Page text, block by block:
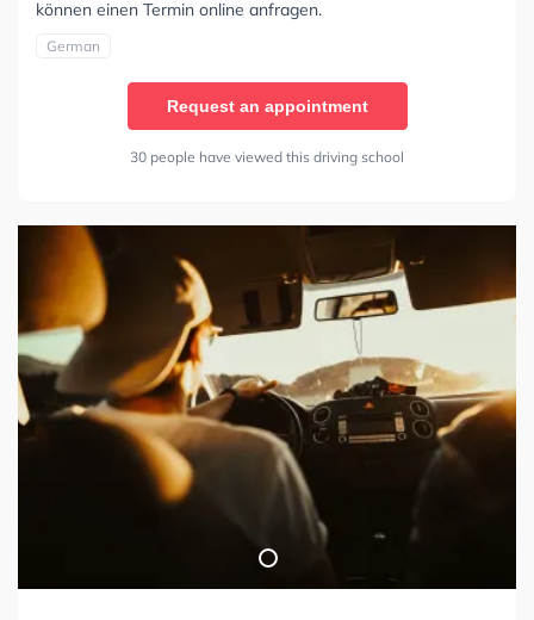
können einen Termin online anfragen.
German
Request an appointment
30 people have viewed this driving school